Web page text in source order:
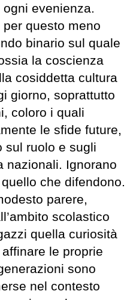
evenienza.
questo meno
binario sul quale
la coscienza
cosiddetta cultura
giorno, soprattutto
coloro i quali
le sfide future,
sul ruolo e sugli
nazionali. Ignorano
che difendono.
parere,
scolastico
quella curiosità
le proprie
sono
nel contesto